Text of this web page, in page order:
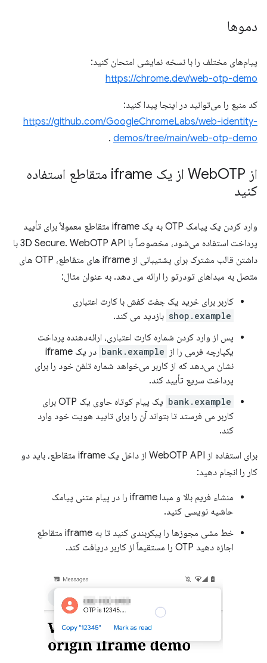
دموها
پیام‌های مختلف را با نسخه نمایشی امتحان کنید:
https://chrome.dev/web-otp-demo
کد منبع را می‌توانید در اینجا پیدا کنید:
https://github.com/GoogleChromeLabs/web-identity-
demos/tree/main/web-otp-demo
.
از Web
OTP از یک iframe متقاطع استفاده
کنید
وارد کردن یک پیامک OTP به یک iframe متقاطع معمولاً برای تأیید
پرداخت استفاده می‌شود، مخصوصاً با 3D Secure. WebOTP API با
داشتن قالب مشترک برای پشتیبانی از iframe های متقاطع، OTP های
متصل به مبداهای تودرتو را ارائه می دهد. به عنوان مثال:
کاربر برای خرید یک جفت کفش با کارت اعتباری
shop.example بازدید می کند.
پس از وارد کردن شماره کارت اعتباری، ارائه‌دهنده پرداخت
یکپارچه فرمی را از bank.example
در یک iframe
نشان می‌دهد که از کاربر می‌خواهد شماره تلفن خود را برای
پرداخت سریع تأیید کند.
bank.example
یک پیام کوتاه حاوی یک OTP برای
کاربر می فرستد تا بتواند آن را برای تایید هویت خود وارد
کند.
برای استفاده از WebOTP API از داخل یک iframe متقاطع، باید دو
کار را انجام دهید:
منشاء فریم بالا و مبدا iframe را در پیام متنی پیامک
حاشیه نویسی کنید.
خط مشی مجوزها را پیکربندی کنید تا به iframe متقاطع
اجازه دهید OTP را مستقیماً از کاربر دریافت کند.